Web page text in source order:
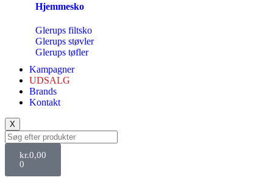
Hjemmesko
Glerups filtsko
Glerups støvler
Glerups tøfler
Kampagner
UDSALG
Brands
Kontakt
X
kr.0,00
0